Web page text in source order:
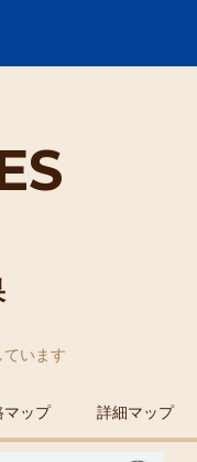
います
マップ 詳細マップ